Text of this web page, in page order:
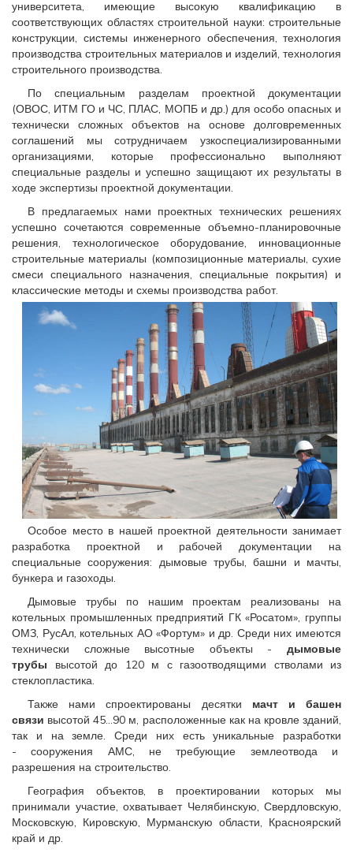
университета, имеющие высокую квалификацию в
соответствующих областях строительной науки: строительные
конструкции, системы инженерного обеспечения, технология
производства строительных материалов и изделий, технология
строительного производства.
По специальным разделам проектной документации
(ОВОС, ИТМ ГО и ЧС, ПЛАС, МОПБ и др.) для особо опасных и
технически сложных объектов на основе долговременных
соглашений мы сотрудничаем узкоспециализированными
организациями, которые профессионально выполняют
специальные разделы и успешно защищают их результаты в
ходе экспертизы проектной документации.
В предлагаемых нами проектных технических решениях
успешно сочетаются современные объемно-планировочные
решения, технологическое оборудование, инновационные
строительные материалы (композиционные материалы, сухие
смеси специального назначения, специальные покрытия) и
классические методы и схемы производства работ.
Особое место в нашей проектной деятельности занимает
разработка проектной и рабочей документации на
специальные сооружения: дымовые трубы, башни и мачты,
бункера и газоходы.
Дымовые трубы по нашим проектам реализованы на
котельных промышленных предприятий ГК «Росатом», группы
ОМЗ, РусАл, котельных АО «Фортум» и др. Среди них имеются
технически сложные высотные объекты - дымовые
трубы высотой до 120 м с газоотводящими стволами из
стеклопластика.
Также нами спроектированы десятки мачт и башен
связи высотой 45…90 м, расположенные как на кровле зданий,
так и на земле. Среди них есть уникальные разработки
- сооружения АМС, не требующие землеотвода и
разрешения на строительство.
География объектов, в проектировании которых мы
принимали участие, охватывает Челябинскую, Свердловскую,
Московскую, Кировскую, Мурманскую области, Красноярский
край и др.